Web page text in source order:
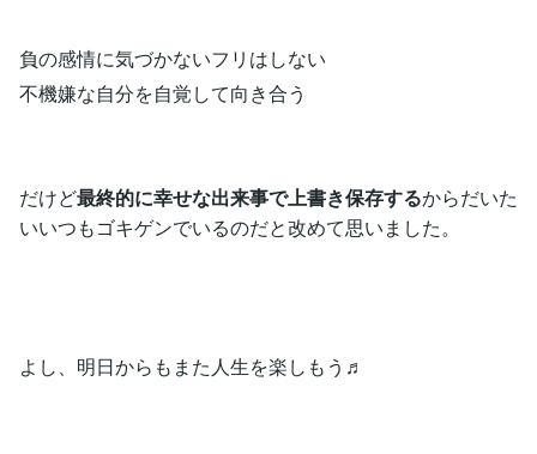
負の感情に気づかないフリはしない
不機嫌な自分を自覚して向き合う
だけど最終的に幸せな出来事で上書き保存するからだいた
いいつもゴキゲンでいるのだと改めて思いました。
よし、明日からもまた人生を楽しもう♬